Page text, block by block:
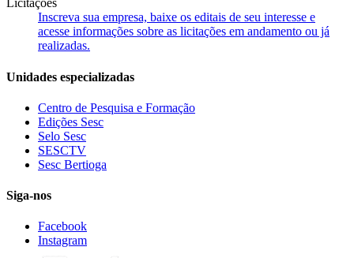
Licitações
Inscreva sua empresa, baixe os editais de seu interesse e
acesse informações sobre as licitações em andamento ou já
realizadas.
Unidades especializadas
Centro de Pesquisa e Formação
Edições Sesc
Selo Sesc
SESCTV
Sesc Bertioga
Siga-nos
Facebook
Instagram